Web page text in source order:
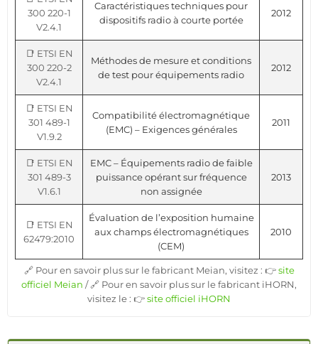
300 220-1
V2.4.1
Caractéristiques techniques pour
dispositifs radio à courte portée
2012
📑 ETSI EN
300 220-2
V2.4.1
Méthodes de mesure et conditions
de test pour équipements radio
2012
📑 ETSI EN
301 489-1
V1.9.2
Compatibilité électromagnétique
(EMC) – Exigences générales
2011
📑 ETSI EN
301 489-3
V1.6.1
EMC – Équipements radio de faible
puissance opérant sur fréquence
non assignée
2013
📑 ETSI EN
62479:2010
Évaluation de l’exposition humaine
aux champs électromagnétiques
(CEM)
2010
🔗 Pour en savoir plus sur le fabricant Meian, visitez : 👉site
officiel Meian / 🔗 Pour en savoir plus sur le fabricant iHORN,
visitez le : 👉site officiel iHORN